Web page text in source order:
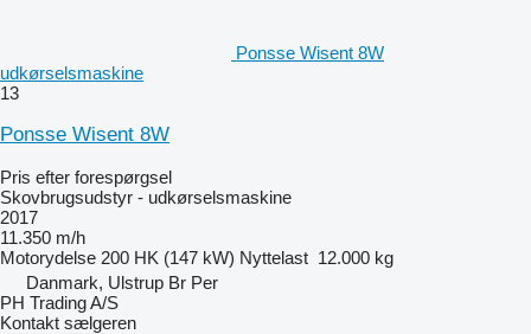
Ponsse Wisent 8W
udkørselsmaskine
13
Ponsse Wisent 8W
Pris efter forespørgsel
Skovbrugsudstyr - udkørselsmaskine
2017
11.350 m/h
Motorydelse 200 HK (147 kW) Nyttelast 12.000 kg
Danmark, Ulstrup Br Per
PH Trading A/S
Kontakt sælgeren